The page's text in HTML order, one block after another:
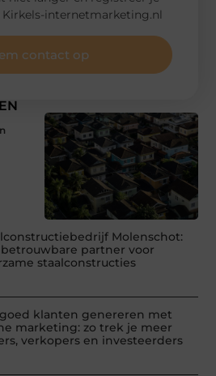
Molenschot:
partner voor
staalconstructies
klanten genereren met
marketing: zo trek je meer
verkopers en investeerders
internetmarketing.nl
contact op